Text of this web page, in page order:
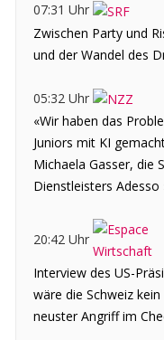
07:31 Uhr
Zwischen Party und
und der Wandel des
05:32 Uhr
«Wir haben das
Juniors mit KI
Michaela Gasser, die
Dienstleisters Adesso
20:42 Uhr
Interview des US-
wäre die Schweiz
neuster Angriff im